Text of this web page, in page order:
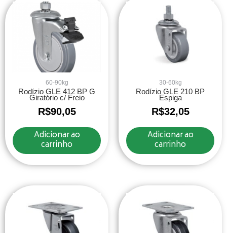
60-90kg
Rodízio GLE 412 BP G
Giratório c/ Freio
R$90,05
Adicionar ao
carrinho
30-60kg
Rodízio GLE 210 BP
Espiga
R$32,05
Adicionar ao
carrinho